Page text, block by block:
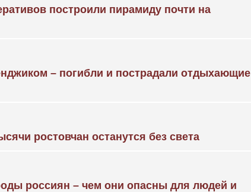
построили пирамиду почти на
– погибли и пострадали отдыхающие
ростовчан останутся без света
россиян – чем они опасны для людей и